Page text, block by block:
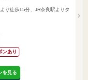
り徒歩15分、JR奈良駅よりタ
ンあり
を見る